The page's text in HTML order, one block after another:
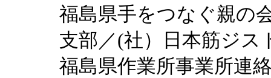
福島県手をつなぐ親の
支部／(社）日本筋ジス
福島県作業所事業所連